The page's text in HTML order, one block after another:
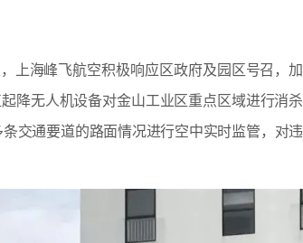
上海峰飞航空积极响应区政府及园区号召，加
降无人机设备对金山工业区重点区域进行消杀
交通要道的路面情况进行空中实时监管，对违